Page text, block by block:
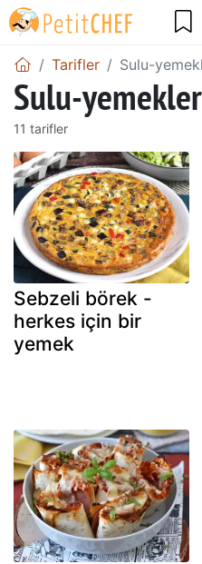
Tarifler Sulu-
Sulu-
11 tarifler
Sebzeli börek -
herkes için bir
yemek